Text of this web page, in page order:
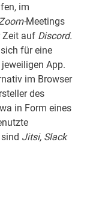
, im
Meetings
Zeit auf Discord.
für eine
App.
im Browser
des
in Form eines
Jitsi, Slack